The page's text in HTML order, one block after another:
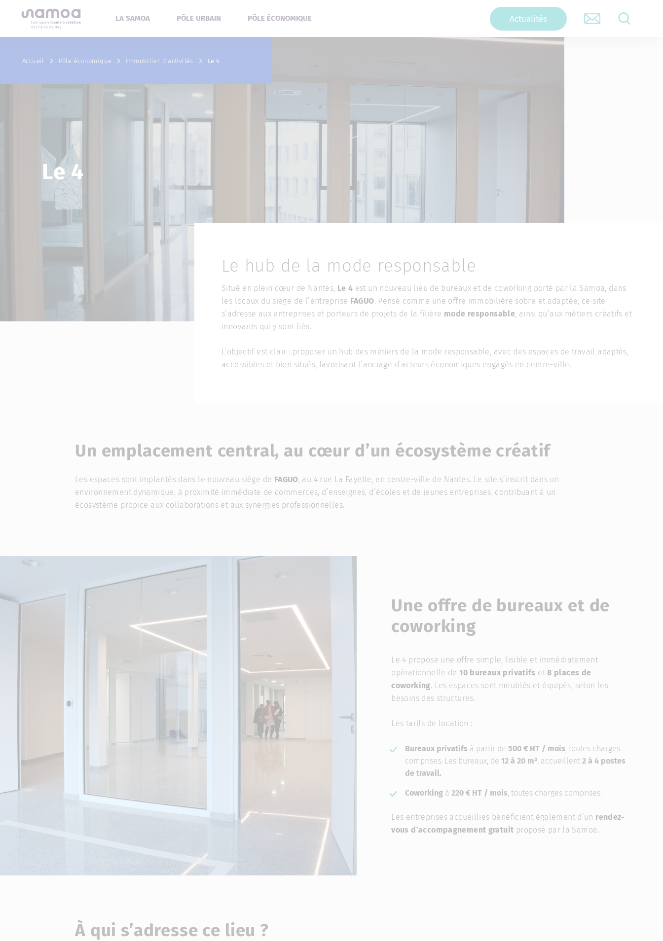
LA SAMOA PÔLE URBAIN PÔLE ÉCONOMIQUE Actualités
Accueil Pôle économique Immobilier d’activités Le 4
Le 4
Le hub de la mode responsable
Situé en plein cœur de Nantes, Le 4 est un nouveau lieu de bureaux et de coworking porté par la Samoa, dans
les locaux du siège de l’entreprise FAGUO. Pensé comme une offre immobilière sobre et adaptée, ce site
s’adresse aux entreprises et porteurs de projets de la filière mode responsable, ainsi qu’aux métiers créatifs et
innovants qui y sont liés.
L’objectif est clair : proposer un hub des métiers de la mode responsable, avec des espaces de travail adaptés,
accessibles et bien situés, favorisant l’ancrage d’acteurs économiques engagés en centre-ville.
Un emplacement central, au cœur d’un écosystème créatif
Les espaces sont implantés dans le nouveau siège de FAGUO, au 4 rue La Fayette, en centre-ville de Nantes. Le site s’inscrit dans un
environnement dynamique, à proximité immédiate de commerces, d’enseignes, d’écoles et de jeunes entreprises, contribuant à un
écosystème propice aux collaborations et aux synergies professionnelles.
Une offre de bureaux et de
coworking
Le 4 propose une offre simple, lisible et immédiatement
opérationnelle de10 bureaux privatifs et8 places de
coworking. Les espaces sont meublés et équipés, selon les
besoins des structures.
Les tarifs de location :
Bureaux privatifs à partir de500 € HT / mois, toutes charges
comprises. Les bureaux, de12 à 20 m², accueillent2 à 4 postes
de travail.
Coworking à220 € HT / mois, toutes charges comprises.
Les entreprises accueillies bénéficient également d’un rendez-
vous d’accompagnement gratuit proposé par la Samoa.
À qui s’adresse ce lieu ?